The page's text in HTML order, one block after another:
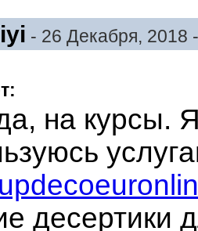
- 26 Декабря, 2018
на курсы.
десертики